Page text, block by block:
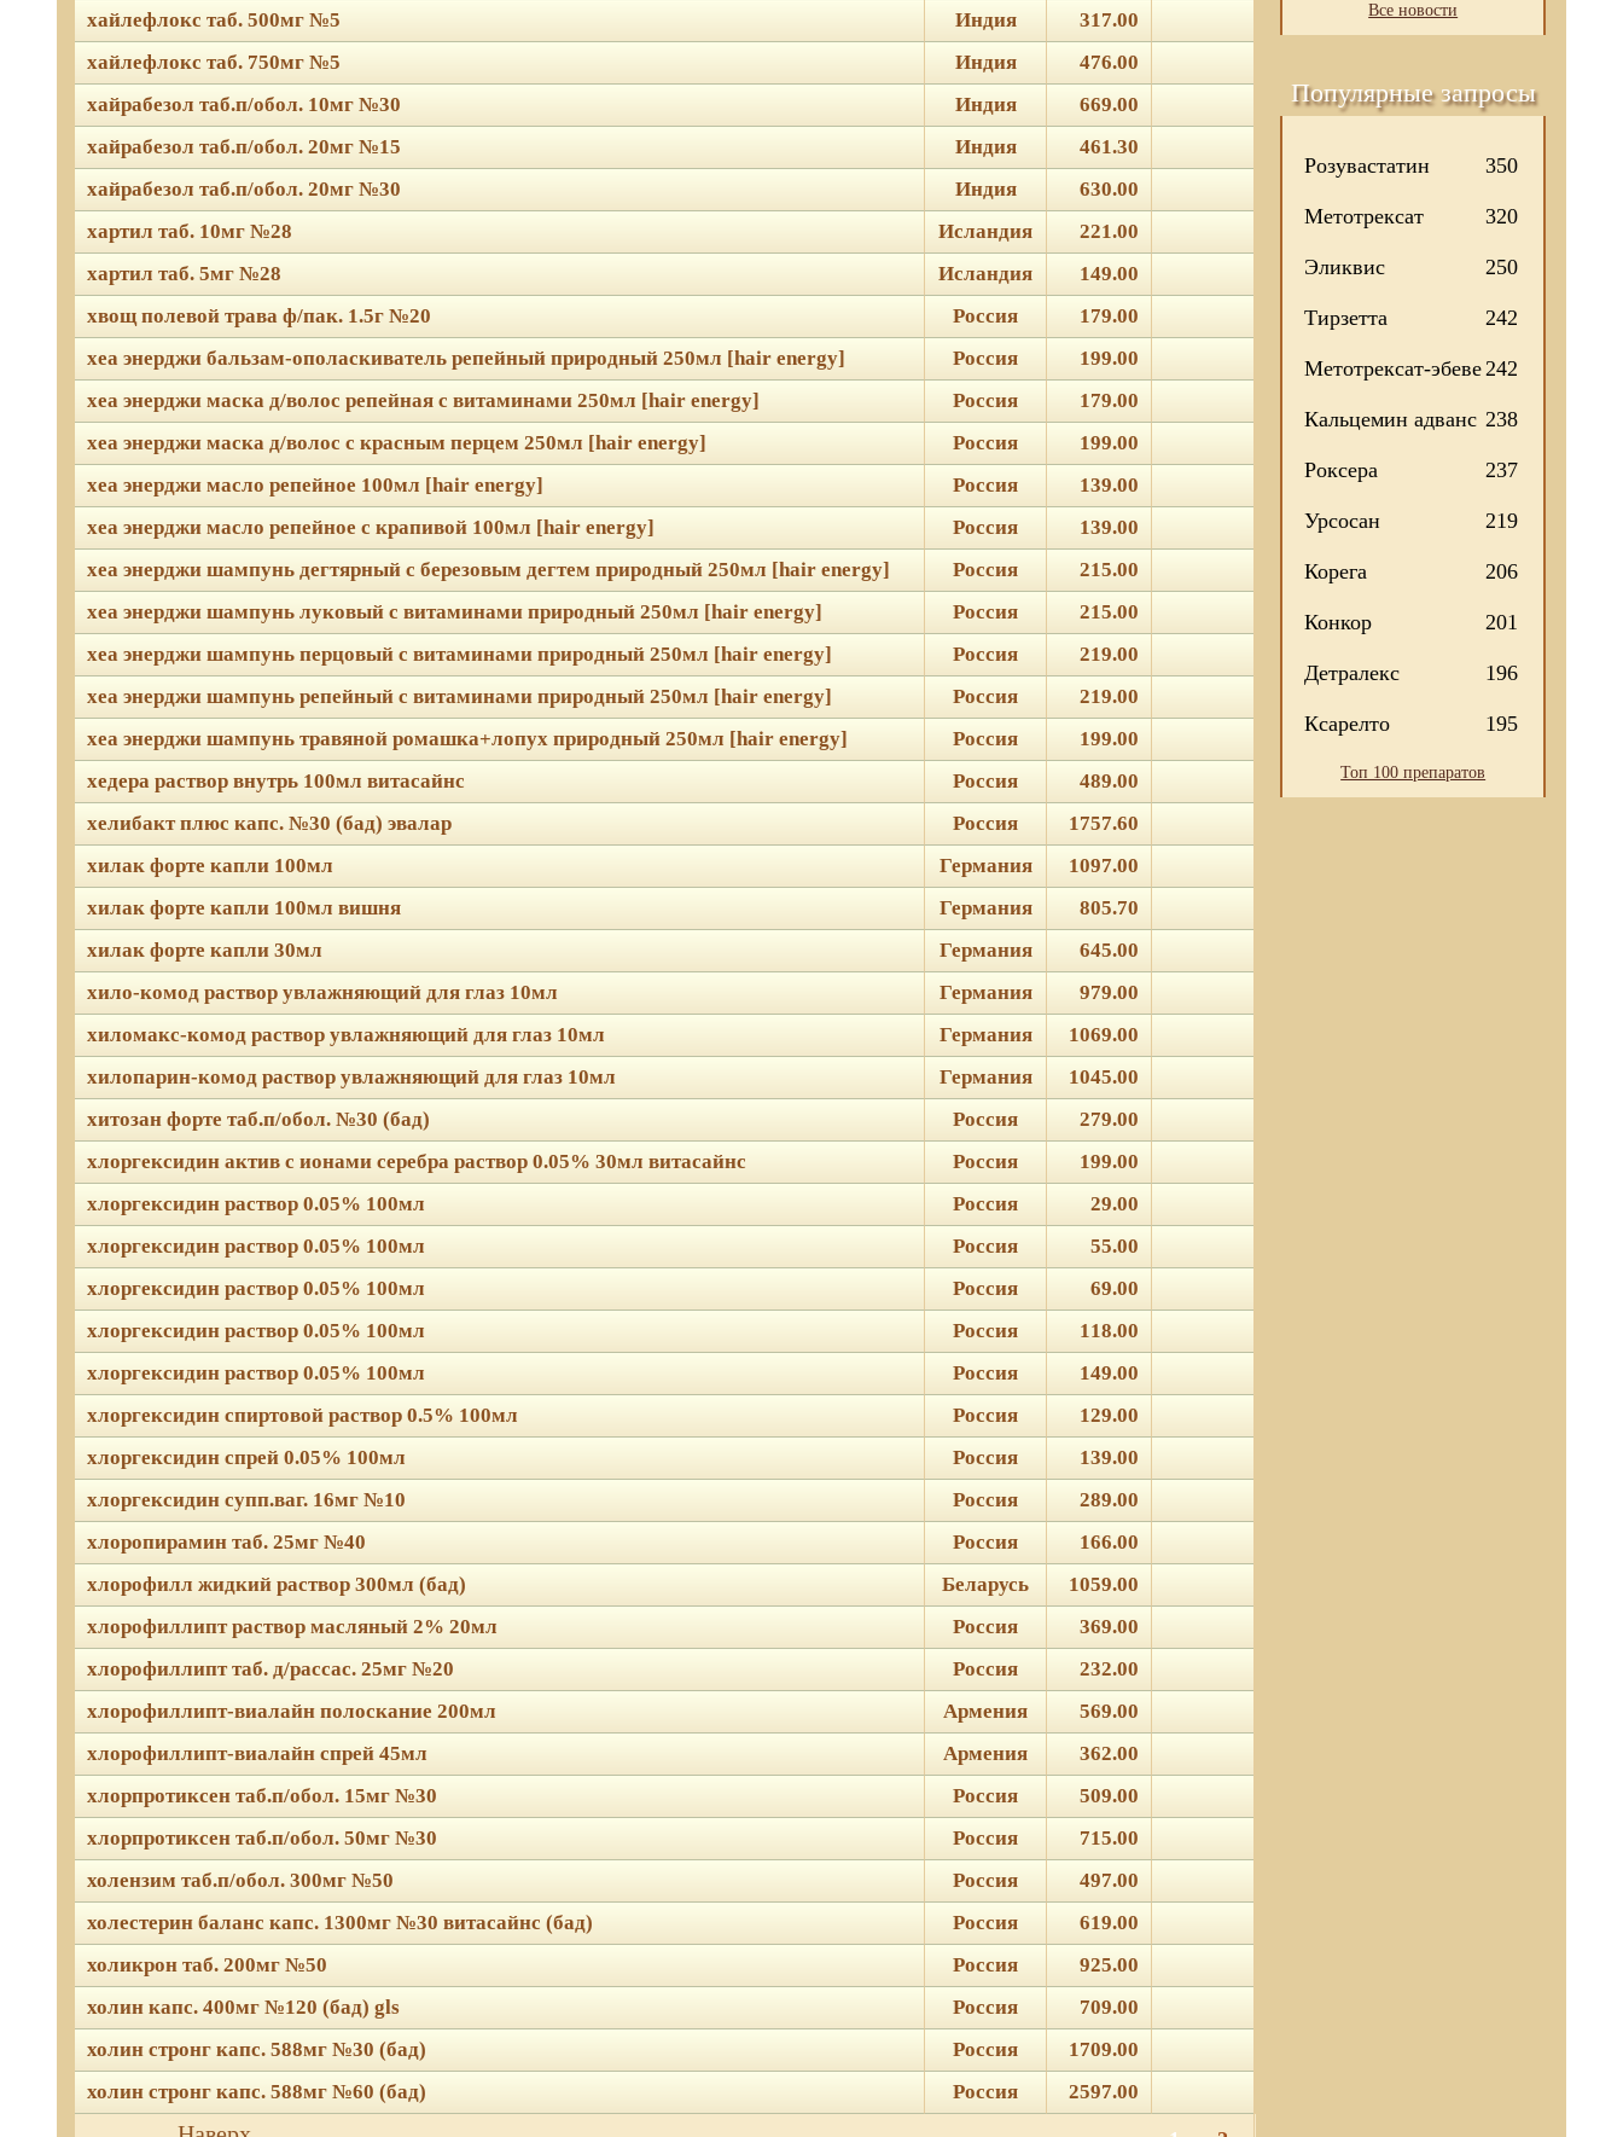
хайлефлокс таб. 500мг №5 Индия
317.00
хайлефлокс таб. 750мг №5
Индия
476.00
хайрабезол таб.п/обол. 10мг №30
Индия
669.00
хайрабезол таб.п/обол. 20мг №15
Индия
461.30
хайрабезол таб.п/обол. 20мг №30
Индия
630.00
хартил таб. 10мг №28
Исландия
221.00
хартил таб. 5мг №28
Исландия
149.00
хвощ полевой трава ф/пак. 1.5г №20
Россия
179.00
хеа энерджи бальзам-ополаскиватель репейный природный 250мл [hair energy]
Россия
199.00
хеа энерджи маска д/волос репейная с витаминами 250мл [hair energy]
Россия
179.00
хеа энерджи маска д/волос с красным перцем 250мл [hair energy]
Россия
199.00
хеа энерджи масло репейное 100мл [hair energy]
Россия
139.00
хеа энерджи масло репейное с крапивой 100мл [hair energy]
Россия
139.00
хеа энерджи шампунь дегтярный с березовым дегтем природный 250мл [hair energy]
Россия
215.00
хеа энерджи шампунь луковый с витаминами природный 250мл [hair energy]
Россия
215.00
хеа энерджи шампунь перцовый с витаминами природный 250мл [hair energy]
Россия
219.00
хеа энерджи шампунь репейный с витаминами природный 250мл [hair energy]
Россия
219.00
хеа энерджи шампунь травяной ромашка+лопух природный 250мл [hair energy]
Россия
199.00
хедера раствор внутрь 100мл витасайнс
Россия
489.00
хелибакт плюс капс. №30 (бад) эвалар
Россия
1757.60
хилак форте капли 100мл
Германия
1097.00
хилак форте капли 100мл вишня
Германия
805.70
хилак форте капли 30мл
Германия
645.00
хило-комод раствор увлажняющий для глаз 10мл
Германия
979.00
хиломакс-комод раствор увлажняющий для глаз 10мл
Германия
1069.00
хилопарин-комод раствор увлажняющий для глаз 10мл
Германия
1045.00
хитозан форте таб.п/обол. №30 (бад)
Россия
279.00
хлоргексидин актив с ионами серебра раствор 0.05% 30мл витасайнс
Россия
199.00
хлоргексидин раствор 0.05% 100мл
Россия
29.00
хлоргексидин раствор 0.05% 100мл
Россия
55.00
хлоргексидин раствор 0.05% 100мл
Россия
69.00
хлоргексидин раствор 0.05% 100мл
Россия
118.00
хлоргексидин раствор 0.05% 100мл
Россия
149.00
хлоргексидин спиртовой раствор 0.5% 100мл
Россия
129.00
хлоргексидин спрей 0.05% 100мл
Россия
139.00
хлоргексидин супп.ваг. 16мг №10
Россия
289.00
хлоропирамин таб. 25мг №40
Россия
166.00
хлорофилл жидкий раствор 300мл (бад)
Беларусь
1059.00
хлорофиллипт раствор масляный 2% 20мл
Россия
369.00
хлорофиллипт таб. д/рассас. 25мг №20
Россия
232.00
хлорофиллипт-виалайн полоскание 200мл
Армения
569.00
хлорофиллипт-виалайн спрей 45мл
Армения
362.00
хлорпротиксен таб.п/обол. 15мг №30
Россия
509.00
хлорпротиксен таб.п/обол. 50мг №30
Россия
715.00
холензим таб.п/обол. 300мг №50
Россия
497.00
холестерин баланс капс. 1300мг №30 витасайнс (бад)
Россия
619.00
холикрон таб. 200мг №50
Россия
925.00
холин капс. 400мг №120 (бад) gls
Россия
709.00
холин стронг капс. 588мг №30 (бад)
Россия
1709.00
холин стронг капс. 588мг №60 (бад)
Россия 2597.00
Все новости
Популярные запросы
Розувастатин 350
Метотрексат 320
Эликвис 250
Тирзетта 242
Метотрексат-эбеве242
Кальцемин адванс 238
Роксера 237
Урсосан 219
Корега 206
Конкор 201
Детралекс 196
Ксарелто 195
Топ 100 препаратов
Мы используем файлы Сookie для корректной работы веб-сайта. Подробности - вПолитике в отношении обработки